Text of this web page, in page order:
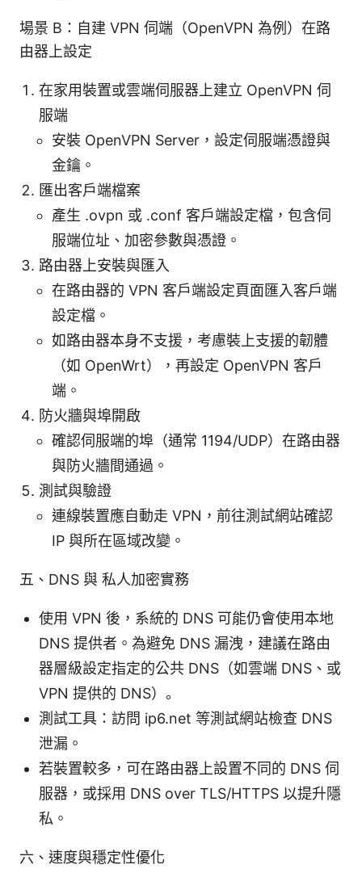
場景 B：自建 VPN 伺端（OpenVPN 為例）在路
由器上設定
在家用裝置或雲端伺服器上建立 OpenVPN 伺
服端
安裝 OpenVPN Server，設定伺服端憑證與
金鑰。
匯出客戶端檔案
產生 .ovpn 或 .conf 客戶端設定檔，包含伺
服端位址、加密參數與憑證。
路由器上安裝與匯入
在路由器的 VPN 客戶端設定頁面匯入客戶端
設定檔。
如路由器本身不支援，考慮裝上支援的韌體
（如 OpenWrt），再設定 OpenVPN 客戶
端。
防火牆與埠開啟
確認伺服端的埠（通常 1194/UDP）在路由器
與防火牆間通過。
測試與驗證
連線裝置應自動走 VPN，前往測試網站確認
IP 與所在區域改變。
五、DNS 與 私人加密實務
使用 VPN 後，系統的 DNS 可能仍會使用本地
DNS 提供者。為避免 DNS 漏洩，建議在路由
器層級設定指定的公共 DNS（如雲端 DNS、或
VPN 提供的 DNS）。
測試工具：訪問 ip6.net 等測試網站檢查 DNS
泄漏。
若裝置較多，可在路由器上設置不同的 DNS 伺
服器，或採用 DNS over TLS/HTTPS 以提升隱
私。
六、速度與穩定性優化